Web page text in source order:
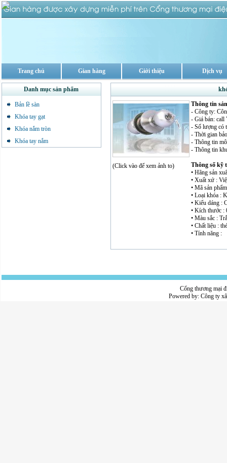
Trang chủ Gian hàng Giới thiệu Dịch vụ
Danh mục sản phẩm
Bản lề sàn
Khóa tay gạt
Khóa nắm tròn
Khóa tay nắm
(Click vào để xem ảnh to)
Thông tin
- Công ty:
- Giá bán:
- Số lượng có
- Thời gian
- Thông tin
- Thông tin
Thông số kỹ
• Hãng sản
• Xuất xứ :
• Mã sản
• Loại khóa :
• Kiểu dáng :
• Kích thước :
• Màu sắc :
• Chất liệu :
• Tính năng :
Cổng thương mại
Powered by: Công ty